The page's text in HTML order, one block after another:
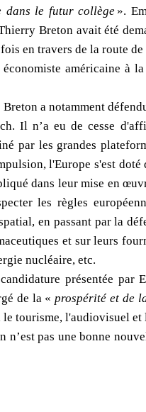
dans le futur collège ».
Breton avait été
en travers de la route
américaine à
a notamment
Il n’a eu de cesse
par les grandes
l'Europe s'est
dans leur mise en
les règles
en passant par la
et sur leurs
nucléaire, etc.
présentée par
de la «prospérité et de
tourisme, l'audiovisuel
pas une bonne